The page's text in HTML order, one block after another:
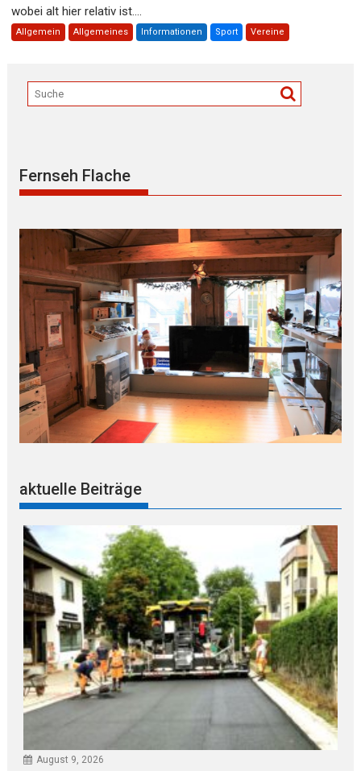
wobei alt hier relativ ist....
Allgemein Allgemeines Informationen Sport Vereine
Fernseh Flache
aktuelle Beiträge
August 9, 2026